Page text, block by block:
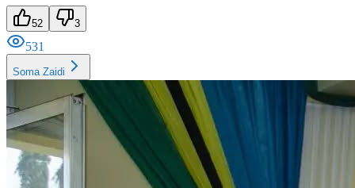
52 3
531
Soma Zaidi